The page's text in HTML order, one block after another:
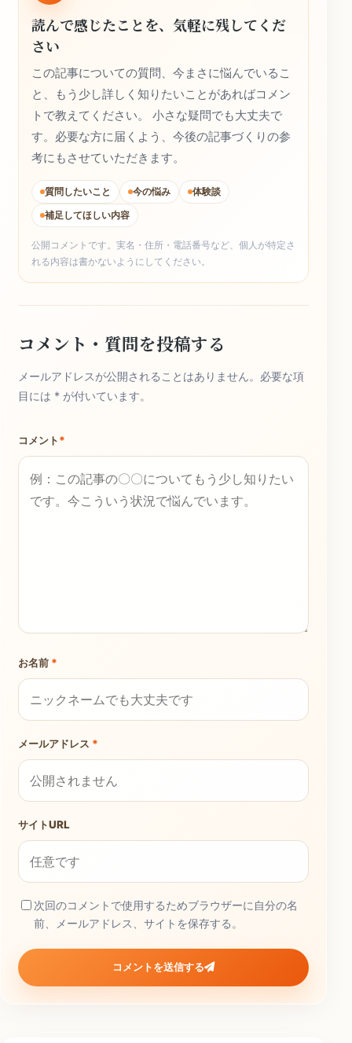
読んで感じたことを、気軽に残してくだ
さい
この記事についての質問、今まさに悩んでいるこ
と、もう少し詳しく知りたいことがあればコメン
トで教えてください。 小さな疑問でも大丈夫で
す。必要な方に届くよう、今後の記事づくりの参
考にもさせていただきます。
質問したいこと 今の悩み
体験談
補足してほしい内容
公開コメントです。実名・住所・電話番号など、個人が特定さ
れる内容は書かないようにしてください。
コメント・質問を投稿する
メールアドレスが公開されることはありません。必要な項
目には * が付いています。
コメント*
お名前 *
メールアドレス *
サイトURL
次回のコメントで使用するためブラウザーに自分の名
前、メールアドレス、サイトを保存する。
コメントを送信する